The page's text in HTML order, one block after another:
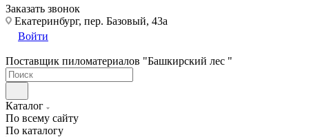
Заказать звонок
Екатеринбург, пер. Базовый, 43а
Войти
Поставщик пиломатериалов "Башкирский лес "
Каталог
По всему сайту
По каталогу